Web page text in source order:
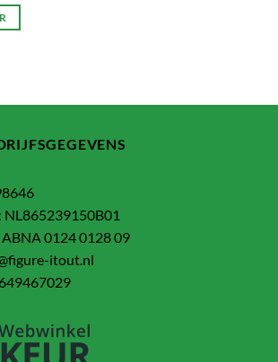
NL865239150B01
0124 0128 09
itout.nl